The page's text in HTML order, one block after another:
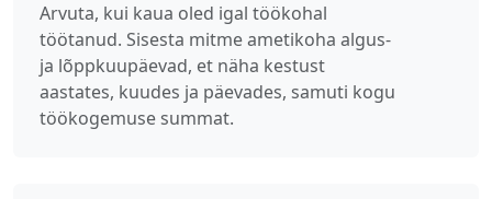
Arvuta, kui kaua oled igal töökohal
töötanud. Sisesta mitme ametikoha algus-
ja lõppkuupäevad, et näha kestust
aastates, kuudes ja päevades, samuti kogu
töökogemuse summat.